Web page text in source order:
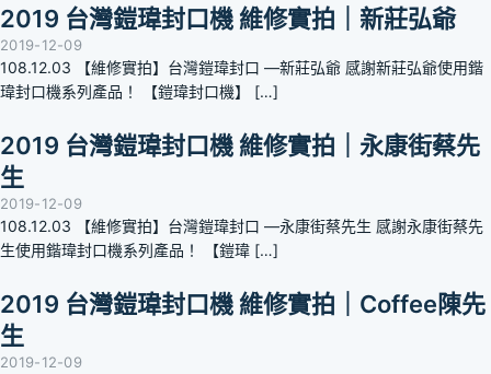
2019 台灣鎧瑋封口機 維修實拍｜新莊弘爺
2019-12-09
108.12.03 【維修實拍】台灣鎧瑋封口 —新莊弘爺 感謝新莊弘爺使用鍇
瑋封口機系列產品！ 【鎧瑋封口機】 […]
2019 台灣鎧瑋封口機 維修實拍｜永康街蔡先
生
2019-12-09
108.12.03 【維修實拍】台灣鎧瑋封口 —永康街蔡先生 感謝永康街蔡先
生使用鍇瑋封口機系列產品！ 【鎧瑋 […]
2019 台灣鎧瑋封口機 維修實拍｜Coffee陳先
生
2019-12-09